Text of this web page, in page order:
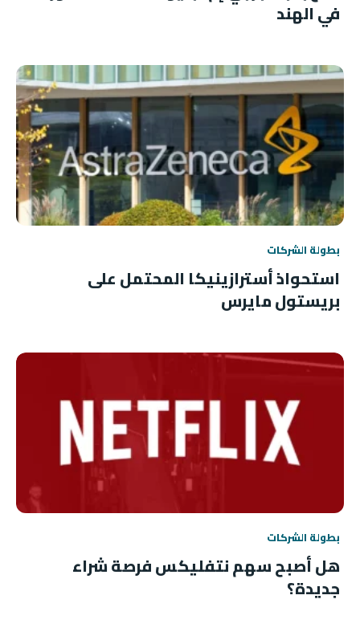
في الهند
بطولة الشركات
استحواذ أسترازينيكا المحتمل على
بريستول مايرس
بطولة الشركات
هل أصبح سهم نتفليكس فرصة شراء
جديدة؟